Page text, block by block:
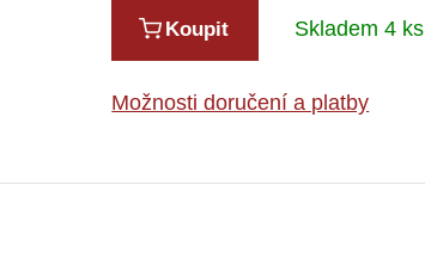
Koupit Skladem 4 ks
Možnosti doručení a platby